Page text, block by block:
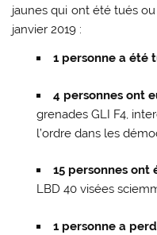
jaunes qui ont été tués
janvier 2019 :
1 personne a été
4 personnes ont
grenades GLI F4,
l’ordre dans les
15 personnes ont
LBD 40 visées
1 personne a